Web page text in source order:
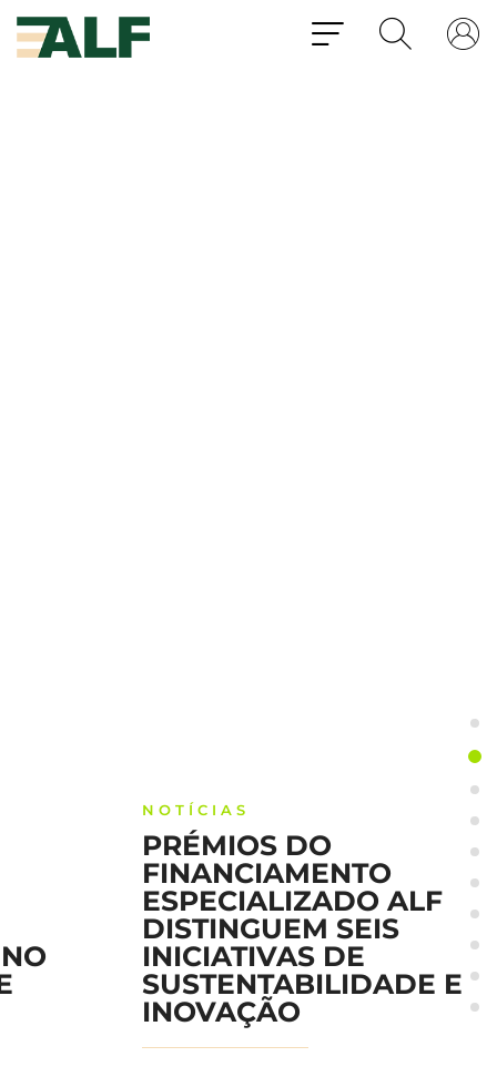
PRÉMIOS DO
FINANCIAMENTO
ESPECIALIZADO ALF
DISTINGUEM SEIS
INICIATIVAS DE
SUSTENTABILIDADE E
INOVAÇÃO